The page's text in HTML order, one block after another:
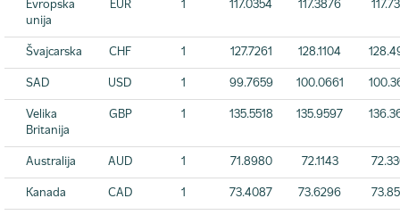
Evropska
unija
EUR 1 117.0354 117.3876
Švajcarska CHF 1 127.7261 128.1104
SAD USD 1 99.7659 100.0661
Velika
Britanija
GBP 1 135.5518 135.9597
Australija AUD 1 71.8980 72.1143
Kanada CAD 1 73.4087 73.6296